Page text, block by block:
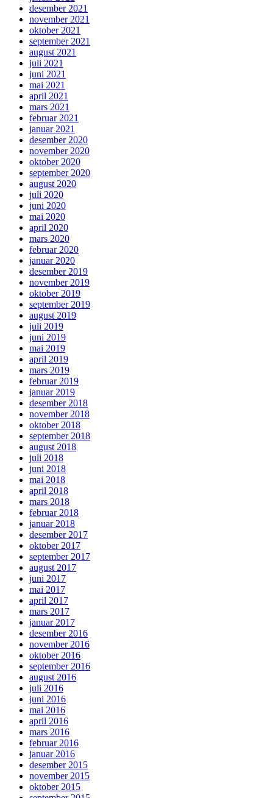
desember 2021
november 2021
oktober 2021
september 2021
august 2021
juli 2021
juni 2021
mai 2021
april 2021
mars 2021
februar 2021
januar 2021
desember 2020
november 2020
oktober 2020
september 2020
august 2020
juli 2020
juni 2020
mai 2020
april 2020
mars 2020
februar 2020
januar 2020
desember 2019
november 2019
oktober 2019
september 2019
august 2019
juli 2019
juni 2019
mai 2019
april 2019
mars 2019
februar 2019
januar 2019
desember 2018
november 2018
oktober 2018
september 2018
august 2018
juli 2018
juni 2018
mai 2018
april 2018
mars 2018
februar 2018
januar 2018
desember 2017
oktober 2017
september 2017
august 2017
juni 2017
mai 2017
april 2017
mars 2017
januar 2017
desember 2016
november 2016
oktober 2016
september 2016
august 2016
juli 2016
juni 2016
mai 2016
april 2016
mars 2016
februar 2016
januar 2016
desember 2015
november 2015
oktober 2015